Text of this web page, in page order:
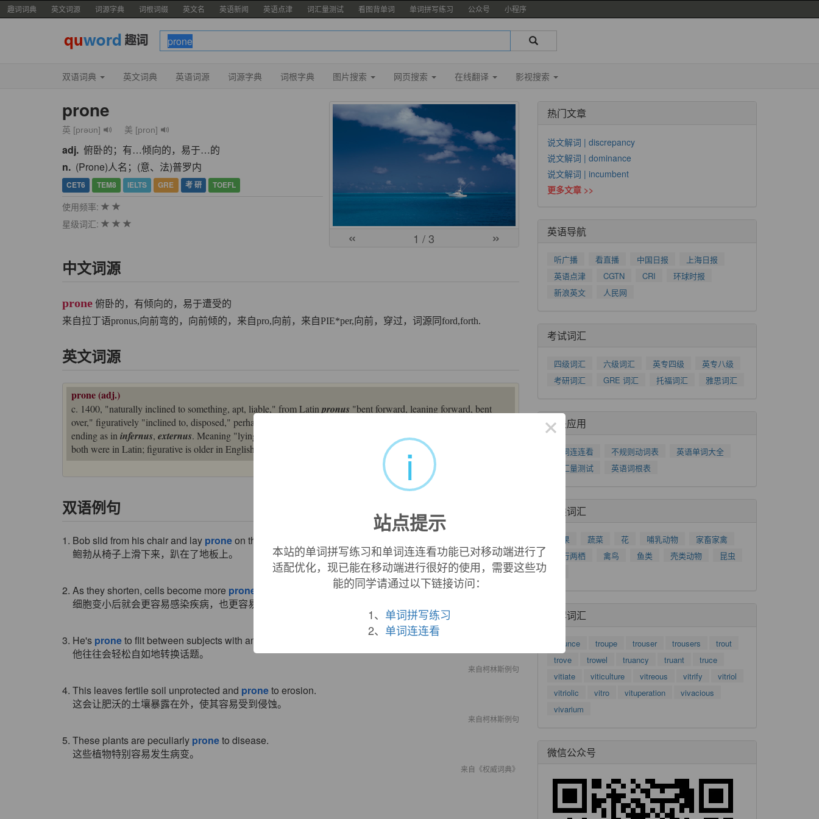
趣词词典 英文词源 词源字典 词根词缀 英文名 英语新闻 英语点津 词汇量测试 看图背单词 单词拼写练习 公众号 小程序
双语词典 英文词典 英语词源 词源字典 词根字典 图片搜索 网页搜索 在线翻译 影视搜索
prone
英 [prəʊn] 美 [pron]
adj. 俯卧的；有…倾向的，易于…的
n. (Prone)人名；(意、法)普罗内
CET6 TEM8 IELTS GRE 考 研 TOEFL
使用频率:
星级词汇:
« 1 / 3 »
中文词源
prone 俯卧的，有倾向的，易于遭受的
来自拉丁语pronus,向前弯的，向前倾的，来自pro,向前，来自PIE*per,向前，穿过，词源同ford,forth.
英文词源
prone (adj.)
c. 1400, "naturally inclined to something, apt, liable," from Latin pronus "bent forward, leaning forward, bent
over," figuratively "inclined to, disposed," perhaps from adverbial form of
ending as in infernus, externus. Meaning "lying face-down" is first recorded 1570s. Literal and figurative senses
both were in Latin; figurative is older in English. Related:
双语例句
1. Bob slid from his chair and lay proneon the floor.
鲍勃从椅子上滑下来，趴在了地板上。
来自柯林斯例句
2. As they shorten, cells become more prone
to disease and death.
细胞变小后就会更容易感染疾病，也更容易死亡。
3. He's proneto flit between subjects with amazing ease.
他往往会轻松自如地转换话题。
来自柯林斯例句
4. This leaves fertile soil unprotected and proneto erosion.
这会让肥沃的土壤暴露在外，使其容易受到侵蚀。
来自柯林斯例句
5. These plants are peculiarly proneto disease.
这些植物特别容易发生病变。
来自《权威词典》
热门文章
说文解词 | discrepancy
说文解词 | dominance
说文解词 | incumbent
更多文章 >>
英语导航
听广播 看直播 中国日报
上海日报
英语点津
CGTN CRI
环球时报
新浪英文
人民网
考试词汇
四级词汇 六级词汇 英专四级
英专八级
考研词汇
GRE 词汇 托福词汇 雅思词汇
相关应用
单词连连看 不规则动词表
英语单词大全
词汇量测试
英语词根表
分类词汇
水果 蔬菜 花 哺乳动物
家畜家禽
爬行两栖
禽鸟 鱼类 壳类动物
昆虫
推荐词汇
trounce troupe trouser trousers
trout
trove
trowel truancy truant
truce
vitiate
viticulture vitreous vitrify
vitriol
vitriolic
vitro vituperation
vivacious
vivarium
微信公众号
×
i
站点提示
本站的单词拼写练习和单词连连看功能已对移动端进行了
适配优化，现已能在移动端进行很好的使用，需要这些功
能的同学请通过以下链接访问：
1、 单词拼写练习
2、 单词连连看